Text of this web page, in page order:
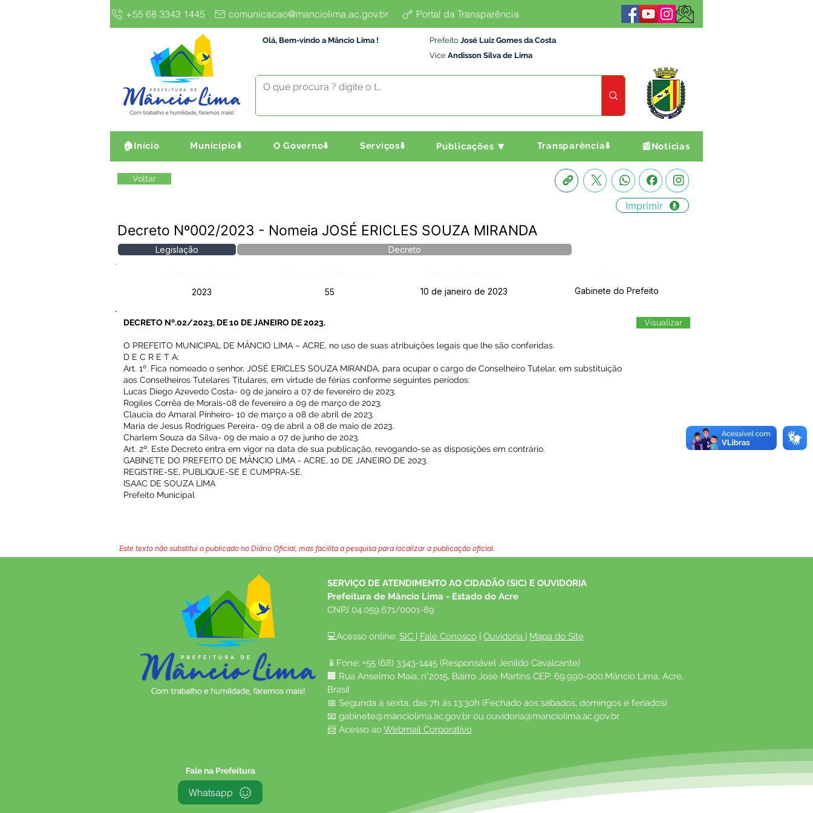
+55 68 3343 1445 comunicacao@manciolima.ac.gov.br Portal da Transparência
Olá, Bem-vindo a Mâncio Lima ! Prefeito José Luiz Gomes da Costa
Vice Andisson Silva de Lima
🏠Início Município⬇️ O Governo⬇️ Serviços⬇️ Publicações 🔽 Transparência⬇️ 📰Notícias
Voltar
Imprimir
Decreto Nº002/2023 - Nomeia JOSÉ ERICLES SOUZA MIRANDA
Legislação Decreto
2023
55 10 de janeiro de 2023 Gabinete do Prefeito
DECRETO Nº.02/2023, DE 10 DE JANEIRO DE 2023.
O PREFEITO MUNICIPAL DE MÂNCIO LIMA – ACRE, no uso de suas atribuições legais que lhe são conferidas.
D E C R E T A:
Art. 1º. Fica nomeado o senhor, JOSÉ ERICLES SOUZA MIRANDA, para ocupar o cargo de Conselheiro Tutelar, em substituição
aos Conselheiros Tutelares Titulares, em virtude de férias conforme seguintes períodos:
Lucas Diego Azevedo Costa- 09 de janeiro a 07 de fevereiro de 2023.
Rogiles Corrêa de Morais-08 de fevereiro a 09 de março de 2023.
Claucia do Amaral Pinheiro- 10 de março a 08 de abril de 2023.
Maria de Jesus Rodrigues Pereira- 09 de abril a 08 de maio de 2023.
Charlem Souza da Silva- 09 de maio a 07 de junho de 2023.
Art. 2º. Este Decreto entra em vigor na data de sua publicação, revogando-se as disposições em contrário.
GABINETE DO PREFEITO DE MÂNCIO LIMA - ACRE, 10 DE JANEIRO DE 2023.
REGISTRE-SE, PUBLIQUE-SE E CUMPRA-SE.
ISAAC DE SOUZA LIMA
Prefeito Municipal
Visualizar
Este texto não substitui o publicado no Diário Oficial, mas facilita a pesquisa para localizar a publicação oficial.
SERVIÇO DE ATENDIMENTO AO CIDADÃO (SIC) E OUVIDORIA
Prefeitura de Mâncio Lima - Estado do Acre
CNPJ 04.059.671/0001-89
💻Acesso online: SIC | Fale Conosco | Ouvidoria | Mapa do Site
📱Fone: +55 (68) 3343-1445 (Responsável Jenildo Cavalcante)
🏢 Rua Anselmo Maia, n°2015, Bairro José Martins CEP: 69.990-000.Mâncio Lima, Acre,
Brasil
📅 Segunda a sexta, das 7h às 13:30h (Fechado aos sábados, domingos e feriados)
📧 gabinete@manciolima.ac.gov.br ou ouvidoria@manciolima.ac.gov.br
📨 Acesso ao Webmail Corporativo
Fale na Prefeitura
Whatsapp